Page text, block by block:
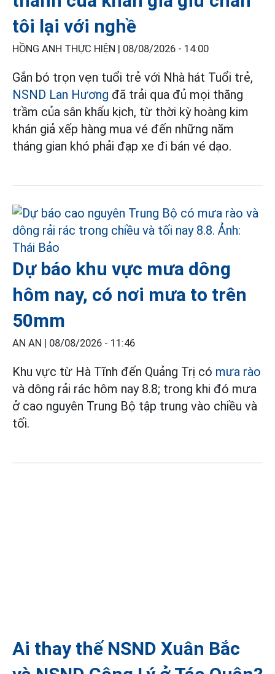
tôi lại với nghề
HỒNG ANH THỰC HIỆN | 08/08/2026 - 14:00
Gắn bó trọn vẹn tuổi trẻ với Nhà hát Tuổi trẻ,
NSND Lan Hương đã trải qua đủ mọi thăng
trầm của sân khấu kịch, từ thời kỳ hoàng kim
khán giả xếp hàng mua vé đến những năm
tháng gian khó phải đạp xe đi bán vé dạo.
Dự báo khu vực mưa dông
hôm nay, có nơi mưa to trên
50mm
AN AN | 08/08/2026 - 11:46
Khu vực từ Hà Tĩnh đến Quảng Trị có mưa rào
và dông rải rác hôm nay 8.8; trong khi đó mưa
ở cao nguyên Trung Bộ tập trung vào chiều và
tối.
Ai thay thế NSND Xuân Bắc